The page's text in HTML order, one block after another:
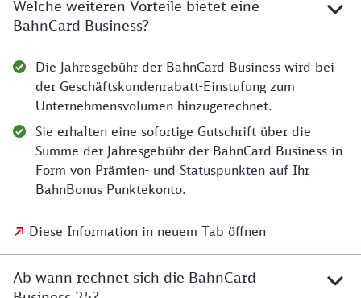
Welche weiteren Vorteile bietet eine
BahnCard Business?
Die Jahresgebühr der BahnCard Business wird bei
der Geschäftskundenrabatt-Einstufung zum
Unternehmensvolumen hinzugerechnet.
Sie erhalten eine sofortige Gutschrift über die
Summe der Jahresgebühr der BahnCard Business in
Form von Prämien- und Statuspunkten auf Ihr
BahnBonus Punktekonto.
Diese Information in neuem Tab öffnen
Ab wann rechnet sich die BahnCard